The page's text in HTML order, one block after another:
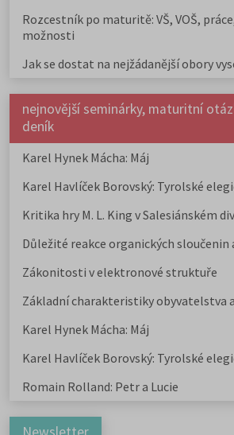
Rozcestník po maturitě: VŠ, VOŠ,
možnosti
Jak se dostat na nejžádanější obory
nejnovější seminárky, maturitní
deník
Karel Hynek Mácha: Máj
Karel Havlíček Borovský: Tyrolské
Kritika hry M. L. King v Salesiánském
Důležité reakce organických sloučenin
Zákonitosti v elektronové struktuře
Základní charakteristiky obyvatelstva
Karel Hynek Mácha: Máj
Karel Havlíček Borovský: Tyrolské
Romain Rolland: Petr a Lucie